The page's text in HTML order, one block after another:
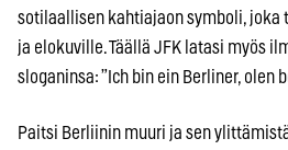
sotilaallisen kahtiajaon symboli, joka
ja elokuville. Täällä JFK latasi myös
sloganinsa: ”Ich bin ein Berliner, olen
Paitsi Berliinin muuri ja sen